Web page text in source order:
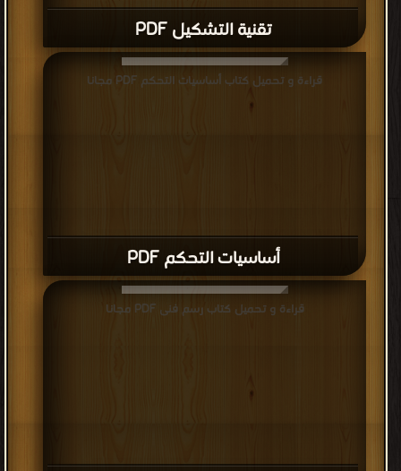
تقنية التشكيل PDF
أساسيات التحكم PDF
قراءة و تحميل كتاب أساسيات التحكم PDF مجانا
قراءة و تحميل كتاب رسم فنى PDF مجانا